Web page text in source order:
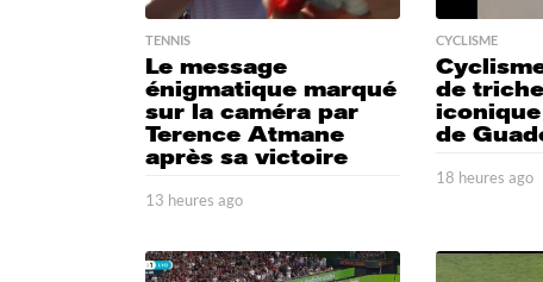
TENNIS
Le message
énigmatique marqué
sur la caméra par
Terence Atmane
après sa victoire
13 heures ago
e
CYCLISME
de
de
18 heures ago